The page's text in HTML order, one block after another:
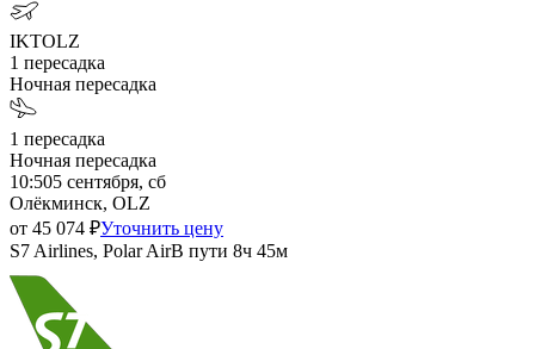
IKTOLZ
1 пересадка
Ночная пересадка
1 пересадка
Ночная пересадка
10:505 сентября, сб
Олёкминск, OLZ
от 45 074 ₽Уточнить цену
S7 Airlines, Polar AirВ пути 8ч 45м